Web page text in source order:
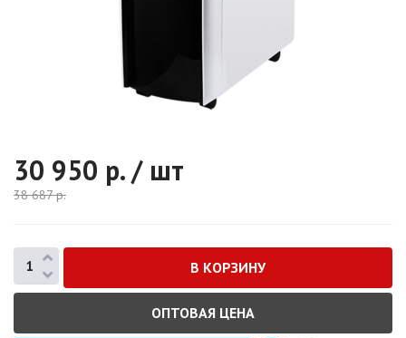
30 950 р. / шт
38 687р.
ОПТОВАЯ ЦЕНА